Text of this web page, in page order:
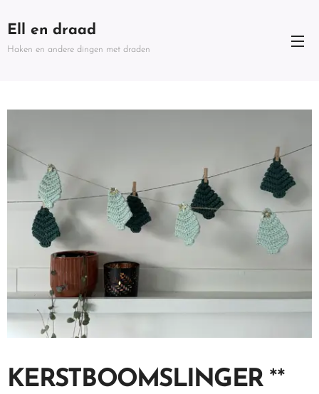
Ell en draad
Haken en andere dingen met draden
KERSTBOOMSLINGER**